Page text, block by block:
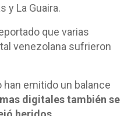
y La Guaira.
que varias
venezolana sufrieron
emitido un balance
digitales también se